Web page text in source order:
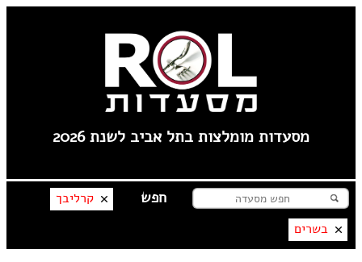
מסעדות מומלצות בתל אביב לשנת 2026
קרליבך
בשרים